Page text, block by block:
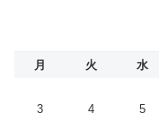
月 火 水
3
4 5